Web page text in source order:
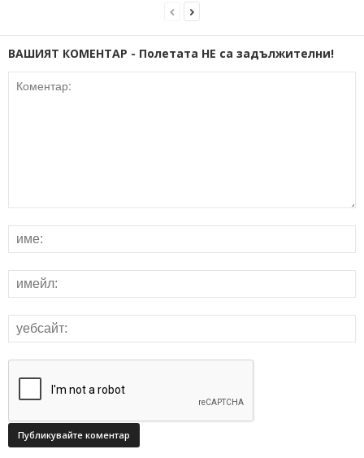
ВАШИЯТ КОМЕНТАР - Полетата НЕ са задължителни!